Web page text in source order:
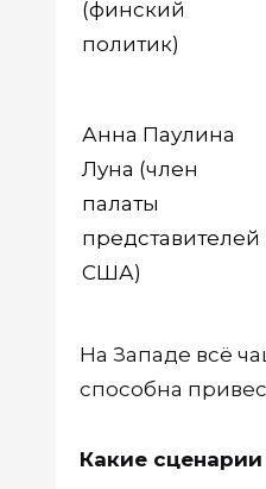
(финский
политик)
Анна Паулина
Луна (член
палаты
представителей
США)
На Западе всё
способна
Какие